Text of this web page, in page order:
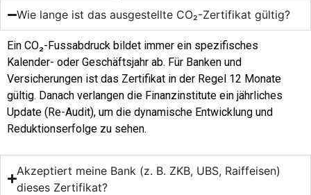
Wie lange ist das ausgestellte CO₂-Zertifikat gültig?
Ein CO₂-Fussabdruck bildet immer ein spezifisches
Kalender- oder Geschäftsjahr ab. Für Banken und
Versicherungen ist das Zertifikat in der Regel 12 Monate
gültig. Danach verlangen die Finanzinstitute ein jährliches
Update (Re-Audit), um die dynamische Entwicklung und
Reduktionserfolge zu sehen.
Akzeptiert meine Bank (z. B. ZKB, UBS, Raiffeisen)
dieses Zertifikat?